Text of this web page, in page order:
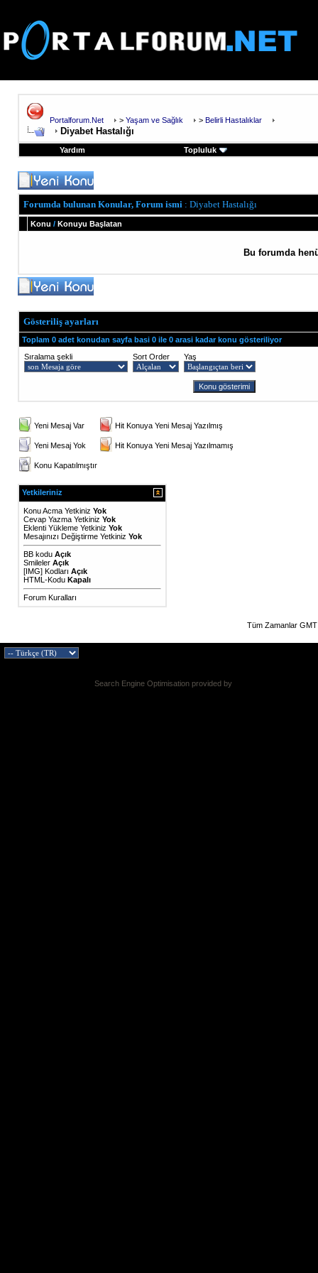
Portalforum.Net > Yaşam ve Sağlık > Belirli Hastalıklar
Diyabet Hastalığı
Yardım Topluluk
Forumda bulunan Konular, Forum ismi : Diyabet Hastalığı
Konu / Konuyu Başlatan
Bu forumda
Gösteriliş ayarları
Toplam 0 adet konudan sayfa basi 0 ile 0 arasi kadar konu gösteriliyor
Sıralama şekli
Sort Order Yaş
Yeni Mesaj Var Hit Konuya Yeni Mesaj Yazılmış
Yeni Mesaj Yok Hit Konuya Yeni Mesaj Yazılmamış
Konu Kapatılmıştır
Yetkileriniz
Konu Acma Yetkiniz Yok
Cevap Yazma Yetkiniz Yok
Eklenti Yükleme Yetkiniz Yok
Mesajınızı Değiştirme Yetkiniz Yok
BB kodu Açık
Smileler Açık
[IMG] Kodları Açık
HTML-Kodu Kapalı
Forum Kuralları
Tüm Zamanlar
Search Engine Optimisation provided by